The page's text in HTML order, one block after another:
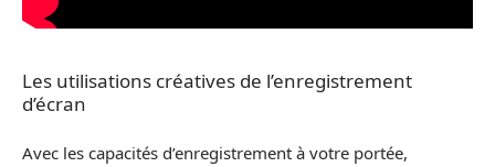
Les utilisations créatives de l’enregistrement
d’écran
Avec les capacités d’enregistrement à votre portée,